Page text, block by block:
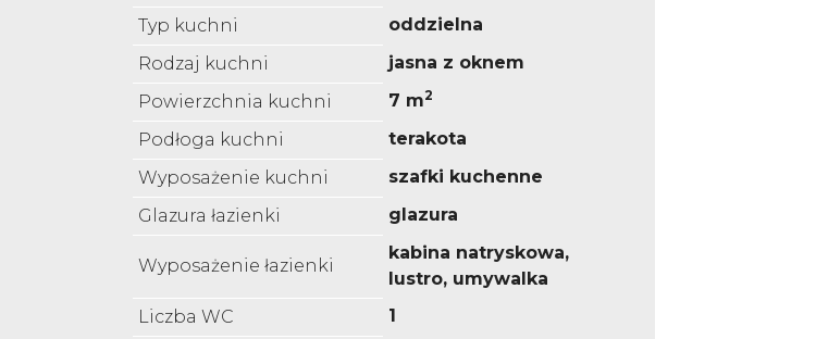
Typ kuchni
oddzielna
Rodzaj kuchni
jasna z oknem
Powierzchnia kuchni
7 m2
Podłoga kuchni
terakota
Wyposażenie kuchni
szafki kuchenne
Glazura łazienki
glazura
Wyposażenie łazienki
kabina natryskowa,
lustro, umywalka
Liczba WC
1